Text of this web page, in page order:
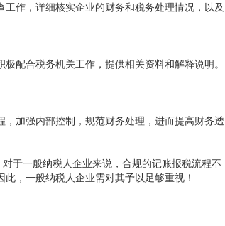
作，详细核实企业的财务和税务处理情况，以及
配合税务机关工作，提供相关资料和解释说明。
加强内部控制，规范财务处理，进而提高财务透
于一般纳税人企业来说，合规的记账报税流程不
，一般纳税人企业需对其予以足够重视！